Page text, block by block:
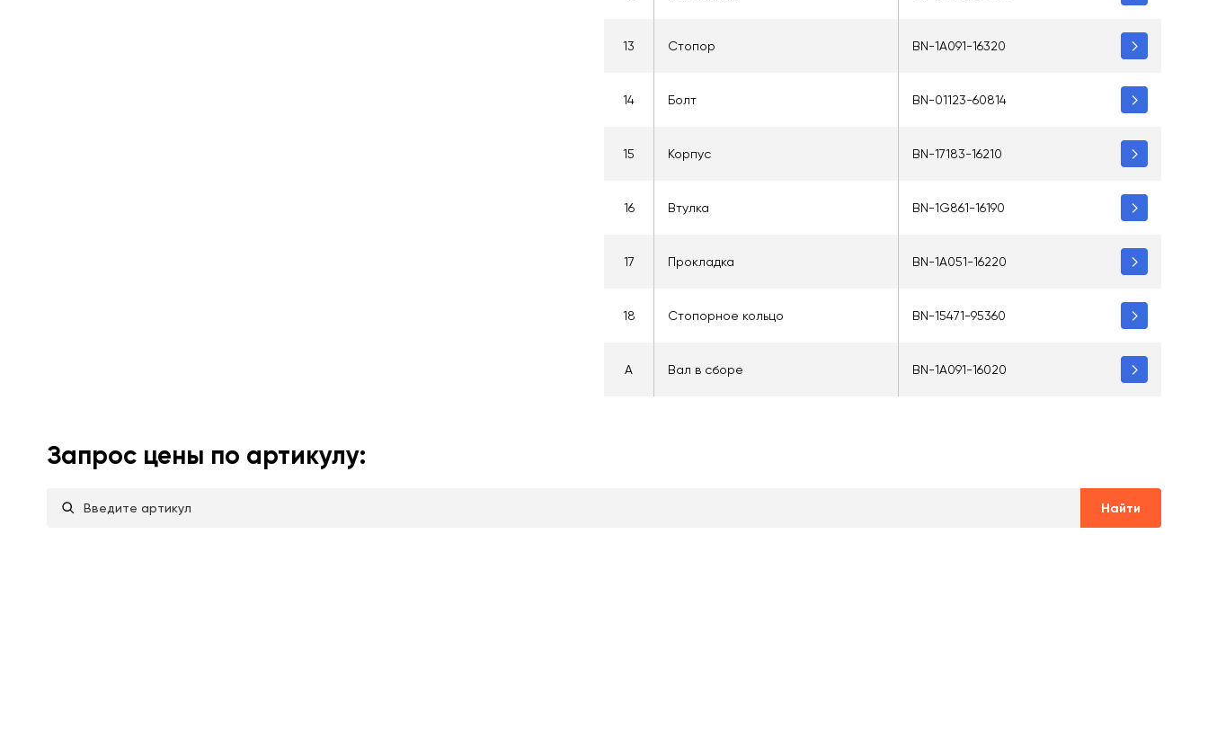
13 Стопор BN-1A091-16320
14 Болт BN-01123-60814
15 Корпус BN-17183-16210
16 Втулка BN-1G861-16190
17 Прокладка BN-1A051-16220
18 Стопорное кольцо BN-15471-95360
A Вал в сборе BN-1A091-16020
Запрос цены по артикулу:
Найти